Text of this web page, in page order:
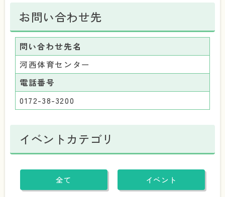
お問い合わせ先
問い合わせ先名
河西体育センター
電話番号
0172-38-3200
イベントカテゴリ
全て イベント